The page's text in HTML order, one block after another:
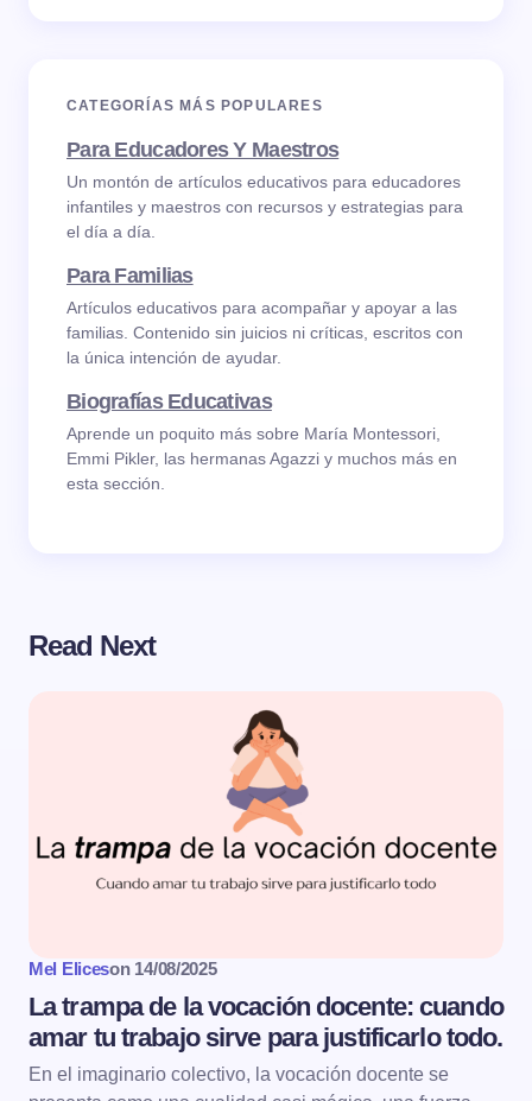
CATEGORÍAS MÁS POPULARES
Para Educadores Y Maestros
Un montón de artículos educativos para educadores
infantiles y maestros con recursos y estrategias para
el día a día.
Para Familias
Artículos educativos para acompañar y apoyar a las
familias. Contenido sin juicios ni críticas, escritos con
la única intención de ayudar.
Biografías Educativas
Aprende un poquito más sobre María Montessori,
Emmi Pikler, las hermanas Agazzi y muchos más en
esta sección.
Read Next
Mel Eliceson 14/08/2025
La trampa de la vocación docente: cuando
amar tu trabajo sirve para justificarlo todo.
En el imaginario colectivo, la vocación docente se